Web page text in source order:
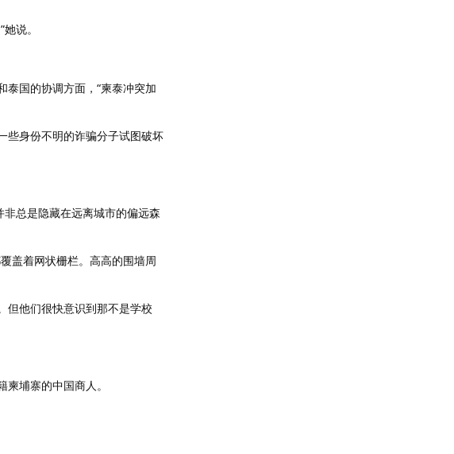
说。
国的协调方面，“柬泰冲突加
些身份不明的诈骗分子试图破坏
总是隐藏在远离城市的偏远森
盖着网状栅栏。高高的围墙周
但他们很快意识到那不是学校
埔寨的中国商人。